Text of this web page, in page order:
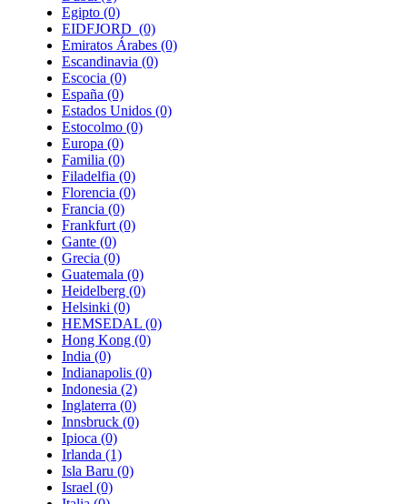
Egipto (0)
EIDFJORD (0)
Emiratos Árabes (0)
Escandinavia (0)
Escocia (0)
España (0)
Estados Unidos (0)
Estocolmo (0)
Europa (0)
Familia (0)
Filadelfia (0)
Florencia (0)
Francia (0)
Frankfurt (0)
Gante (0)
Grecia (0)
Guatemala (0)
Heidelberg (0)
Helsinki (0)
HEMSEDAL (0)
Hong Kong (0)
India (0)
Indianapolis (0)
Indonesia (2)
Inglaterra (0)
Innsbruck (0)
Ipioca (0)
Irlanda (1)
Isla Baru (0)
Israel (0)